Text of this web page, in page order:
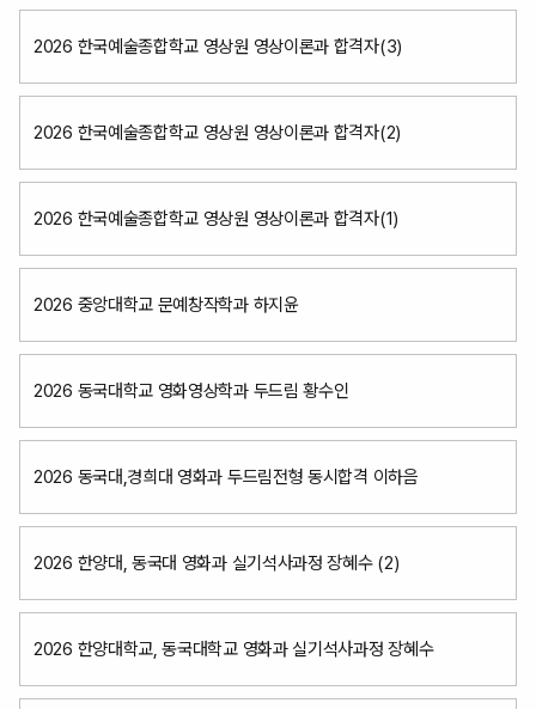
2026 한국예술종합학교 영상원 영상이론과 합격자(3)
2026 한국예술종합학교 영상원 영상이론과 합격자(2)
2026 한국예술종합학교 영상원 영상이론과 합격자(1)
2026 중앙대학교 문예창작학과 하지윤
2026 동국대학교 영화영상학과 두드림 황수인
2026 동국대,경희대 영화과 두드림전형 동시합격 이하음
2026 한양대, 동국대 영화과 실기석사과정 장혜수 (2)
2026 한양대학교, 동국대학교 영화과 실기석사과정 장혜수